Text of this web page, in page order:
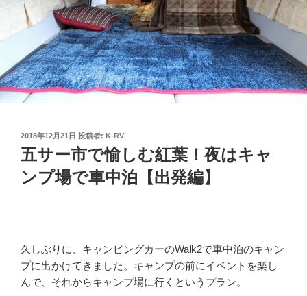
投
稿
日:
2018年12月21日 投稿者: K-RV
五サー市で愉しむ紅葉！夜はキャ
ンプ場で車中泊【出発編】
久しぶりに、キャンピングカーのWalk2で車中泊のキャン
プに出かけてきました。キャンプの前にイベントを楽し
んで、それからキャンプ場に行くというプラン。